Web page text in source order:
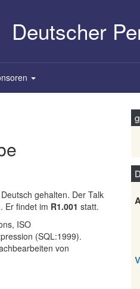
Deutscher
gehalten. Der Talk
. Er findet im R1.001 statt.
ISO
(SQL:1999).
von